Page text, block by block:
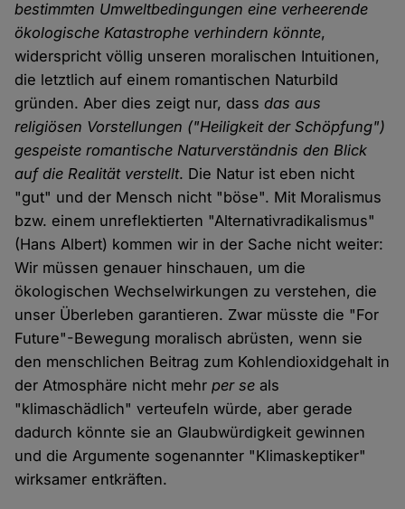
bestimmten Umweltbedingungen eine verheerende
ökologische Katastrophe verhindern könnte,
widerspricht völlig unseren moralischen Intuitionen,
die letztlich auf einem romantischen Naturbild
gründen. Aber dies zeigt nur, dassdas aus
religiösen Vorstellungen ("Heiligkeit der Schöpfung")
gespeiste romantische Naturverständnis den Blick
auf die Realität verstellt. Die Natur ist eben nicht
"gut" und der Mensch nicht "böse". Mit Moralismus
bzw. einem unreflektierten "Alternativradikalismus"
(Hans Albert) kommen wir in der Sache nicht weiter:
Wir müssen genauer hinschauen, um die
ökologischen Wechselwirkungen zu verstehen, die
unser Überleben garantieren. Zwar müsste die "For
Future"-Bewegung moralisch abrüsten, wenn sie
den menschlichen Beitrag zum Kohlendioxidgehalt in
der Atmosphäre nicht mehrper se als
"klimaschädlich" verteufeln würde, aber gerade
dadurch könnte sie an Glaubwürdigkeit gewinnen
und die Argumente sogenannter "Klimaskeptiker"
wirksamer entkräften.